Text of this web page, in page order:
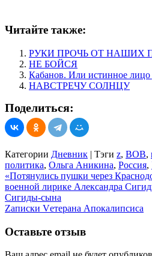
Читайте также:
РУКИ ПРОЧЬ ОТ НАШИХ
НЕ БОЙСЯ
Кабанов. Или истинное лицо
НАВСТРЕЧУ СОЛНЦУ
Поделиться:
Категории Дневник | Тэги z, ВОВ,
политика, Ольга Аникина, Россия,
Навигация
по
записям
«Потянулись пушки через
военной лирике Александра
Сигиды-сына
Zаписки Vетерана Апокалипсиса
Оставьте отзыв